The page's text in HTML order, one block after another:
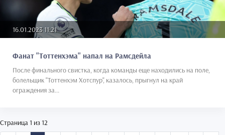
16.01.2023 11:21
Фанат "Тоттенхэма" напал на Рамсдейла
После финального свистка, когда команды еще находились на поле,
болельщик "Тоттенхэм Хотспур", казалось, прыгнул на край
ограждения за...
Страница 1 из 12